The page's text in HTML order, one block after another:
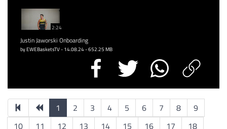
2:24
Justin Jaworski Onboarding
by EWEBasketsTV - 14.08.24 - 652.25 MB
1 2 3 4 5 6 7 8
9
10
11 12 13 14 15 16 17 18